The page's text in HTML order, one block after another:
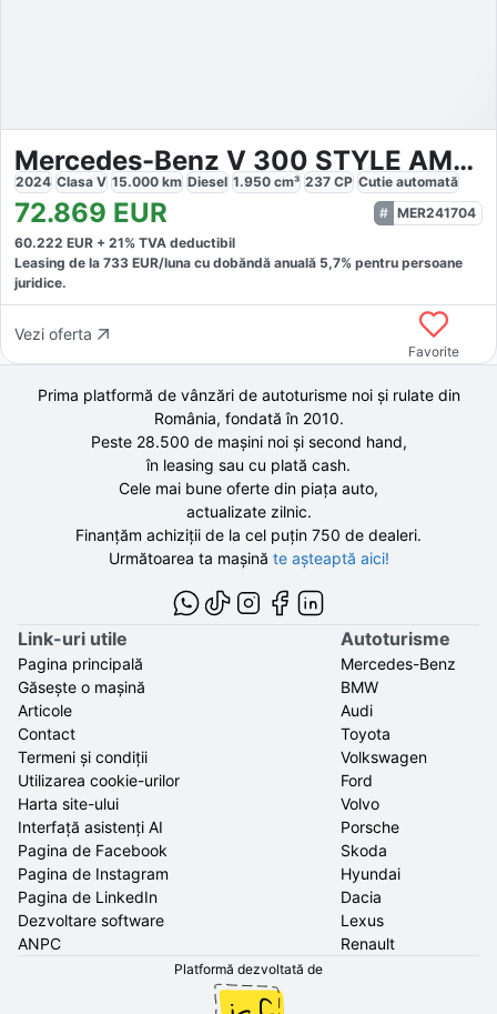
Mercedes-Benz V 300 STYLE AMG 360 AHK Totwinkel Lordose
2024 Clasa V 15.000 km Diesel 1.950 cm³ 237 CP Cutie automată
72.869 EUR
MER241704
60.222 EUR + 21% TVA deductibil
Leasing de la 733 EUR/luna cu dobăndă anuală 5,7% pentru persoane
juridice.
Vezi oferta
Favorite
Prima platformă de vânzări de autoturisme noi și rulate din
România, fondată în 2010.
Peste 28.500 demașini noi și second hand,
în leasing sau cu plată cash.
Cele mai bune oferte din piața auto,
actualizate zilnic.
Finanțăm achiziții de la cel puțin 750 de dealeri.
Următoarea ta mașină te așteaptă aici!
Link-uri utile
Pagina principală
Găsește o mașină
Articole
Contact
Termeni și condiții
Utilizarea cookie-urilor
Harta site-ului
Interfață asistenți AI
Pagina de Facebook
Pagina de Instagram
Pagina de LinkedIn
Dezvoltare software
ANPC
Autoturisme
Mercedes-Benz
BMW
Audi
Toyota
Volkswagen
Ford
Volvo
Porsche
Skoda
Hyundai
Dacia
Lexus
Renault
Platformă dezvoltată de